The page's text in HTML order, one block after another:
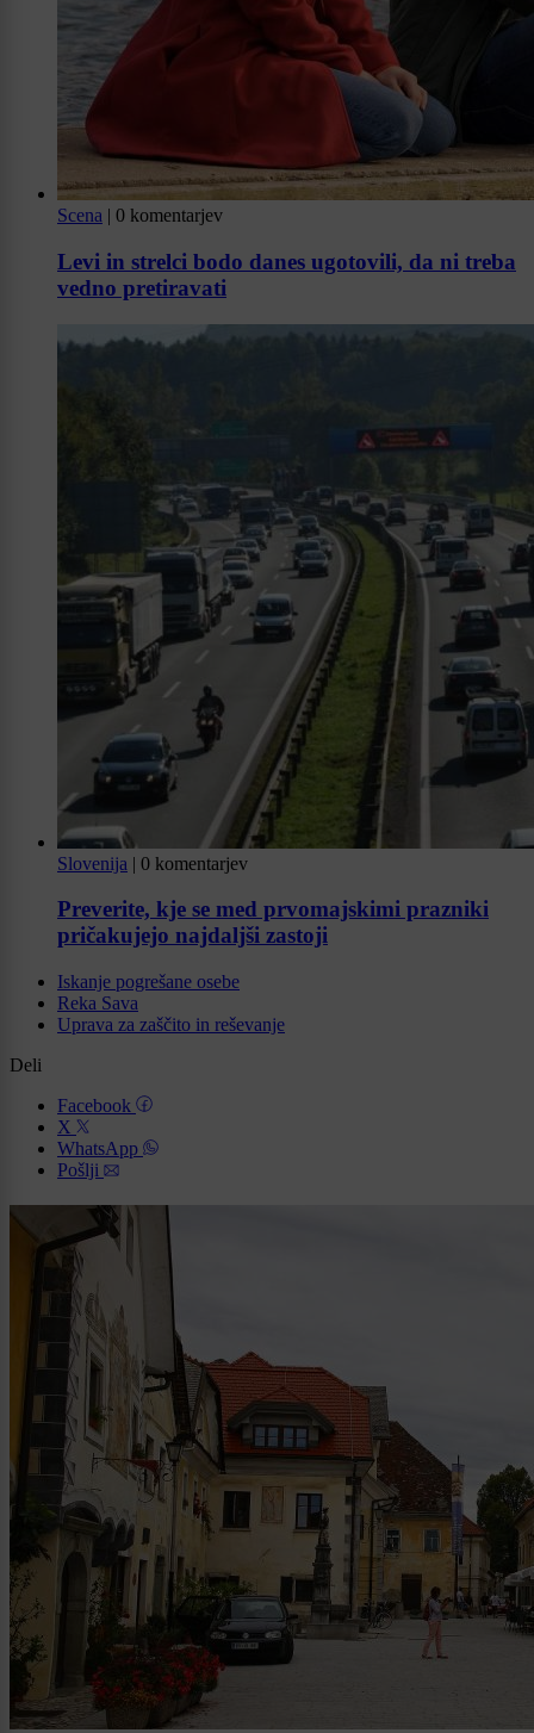
Scena | 0 komentarjev
Levi in strelci bodo danes ugotovili, da ni treba
vedno pretiravati
Slovenija | 0 komentarjev
Preverite, kje se med prvomajskimi prazniki
pričakujejo najdaljši zastoji
Iskanje pogrešane osebe
Reka Sava
Uprava za zaščito in reševanje
Deli
Facebook
X
WhatsApp
Pošlji